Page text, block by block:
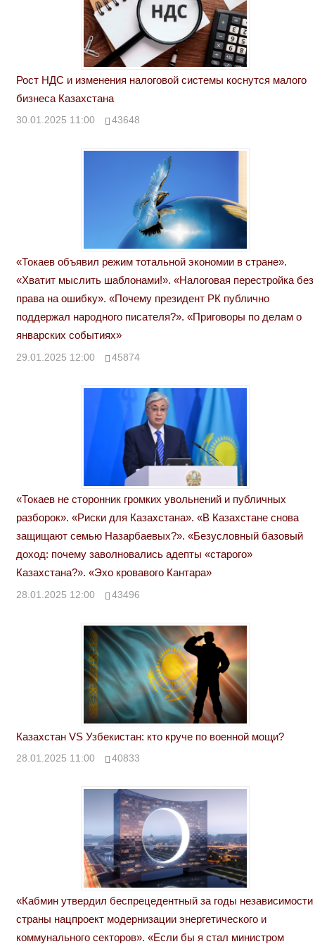
Рост НДС и изменения налоговой системы коснутся малого
бизнеса Казахстана
30.01.2025 11:00 43648
«Токаев объявил режим тотальной экономии в стране».
«Хватит мыслить шаблонами!». «Налоговая перестройка без
права на ошибку». «Почему президент РК публично
поддержал народного писателя?». «Приговоры по делам о
январских событиях»
29.01.2025 12:00 45874
«Токаев не сторонник громких увольнений и публичных
разборок». «Риски для Казахстана». «В Казахстане снова
защищают семью Назарбаевых?». «Безусловный базовый
доход: почему заволновались адепты «старого»
Казахстана?». «Эхо кровавого Кантара»
28.01.2025 12:00 43496
Казахстан VS Узбекистан: кто круче по военной мощи?
28.01.2025 11:00 40833
«Кабмин утвердил беспрецедентный за годы независимости
страны нацпроект модернизации энергетического и
коммунального секторов». «Если бы я стал министром